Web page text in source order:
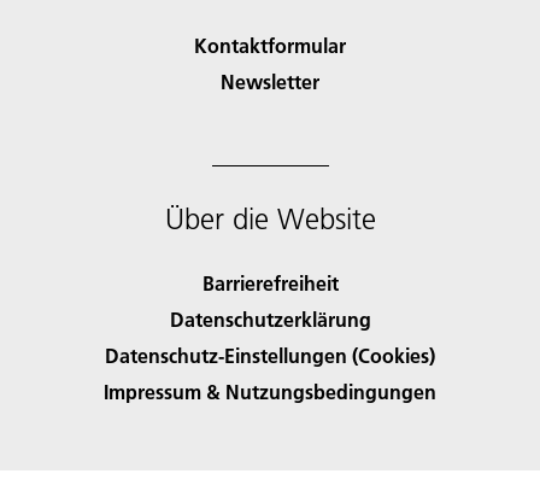
Kontaktformular
Newsletter
Über die Website
Barrierefreiheit
Datenschutzerklärung
Datenschutz-Einstellungen (Cookies)
Impressum & Nutzungsbedingungen